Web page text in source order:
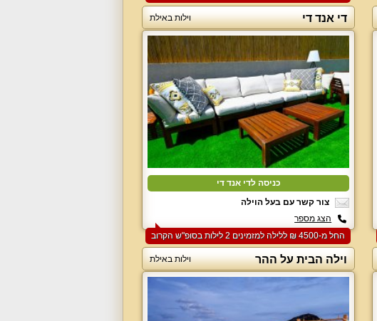
די אנד די וילות באילת
כניסה לדי אנד די
צור קשר עם בעל הוילה
הצג מספר
החל מ-‏4500 ₪ ללילה למזמינים 2 לילות בסופ"ש הקרוב
וילה הבית על ההר וילות באילת